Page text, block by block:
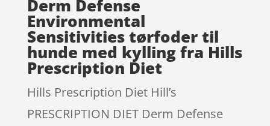
Derm Defense
Environmental
Sensitivities tørfoder til
hunde med kylling fra Hills
Prescription Diet
Hills Prescription Diet Hill’s
PRESCRIPTION DIET Derm Defense